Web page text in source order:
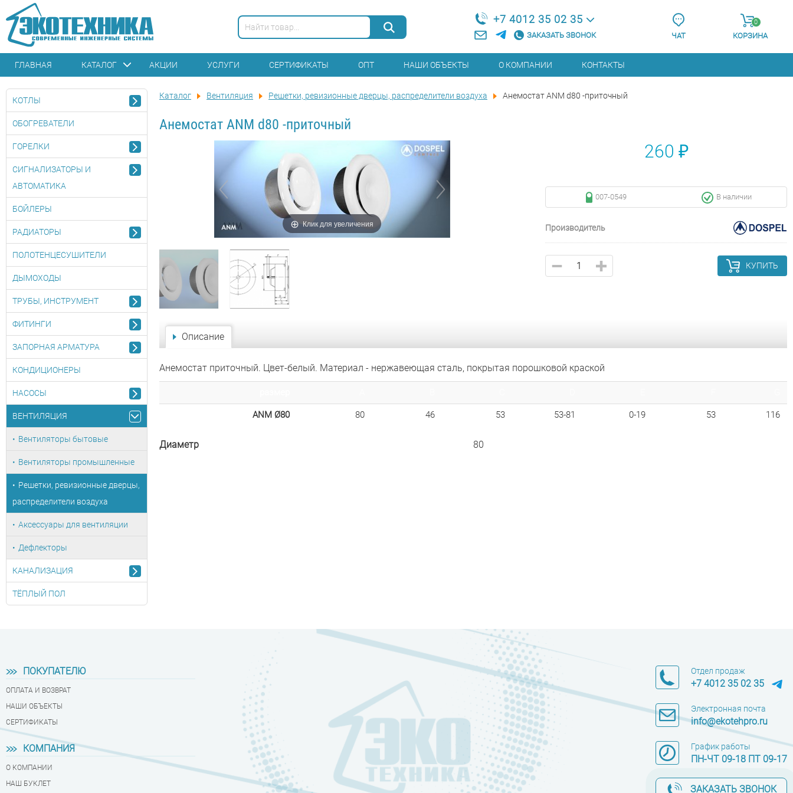
+7 4012 35 02 35
ЗАКАЗАТЬ ЗВОНОК ЧАТ
0
КОРЗИНА
ГЛАВНАЯ КАТАЛОГ АКЦИИ УСЛУГИ СЕРТИФИКАТЫ ОПТ НАШИ ОБЪЕКТЫ О КОМПАНИИ КОНТАКТЫ
Каталог Вентиляция Решетки, ревизионные дверцы, распределители воздуха Анемостат ANM d80 -приточный
Анемостат ANM d80 -приточный
Клик для увеличения
260 ₽
007-0549 В наличии
Производитель
КУПИТЬ
Описание
Анемостат приточный. Цвет-белый. Материал - нержавеющая сталь, покрытая порошковой краской
ANM Ø80 80 46 53 53-81 0-19 53 116
Диаметр 80
КОТЛЫ
ОБОГРЕВАТЕЛИ
ГОРЕЛКИ
СИГНАЛИЗАТОРЫ И
АВТОМАТИКА
БОЙЛЕРЫ
РАДИАТОРЫ
ПОЛОТЕНЦЕСУШИТЕЛИ
ДЫМОХОДЫ
ТРУБЫ, ИНСТРУМЕНТ
ФИТИНГИ
ЗАПОРНАЯ АРМАТУРА
КОНДИЦИОНЕРЫ
НАСОСЫ
ВЕНТИЛЯЦИЯ
Вентиляторы бытовые
Вентиляторы промышленные
Решетки, ревизионные дверцы,
распределители воздуха
Аксессуары для вентиляции
Дефлекторы
КАНАЛИЗАЦИЯ
ТЁПЛЫЙ ПОЛ
ПОКУПАТЕЛЮ
ОПЛАТА И ВОЗВРАТ
НАШИ ОБЪЕКТЫ
СЕРТИФИКАТЫ
КОМПАНИЯ
О КОМПАНИИ
НАШ БУКЛЕТ
Отдел продаж
+7 4012 35 02 35
Электронная почта
info@ekotehpro.ru
График работы
ПН-ЧТ 09-18 ПТ 09-17
ЗАКАЗАТЬ ЗВОНОК